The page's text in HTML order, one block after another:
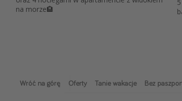
na morze🏨
Wróć na górę Oferty Tanie wakacje Bez